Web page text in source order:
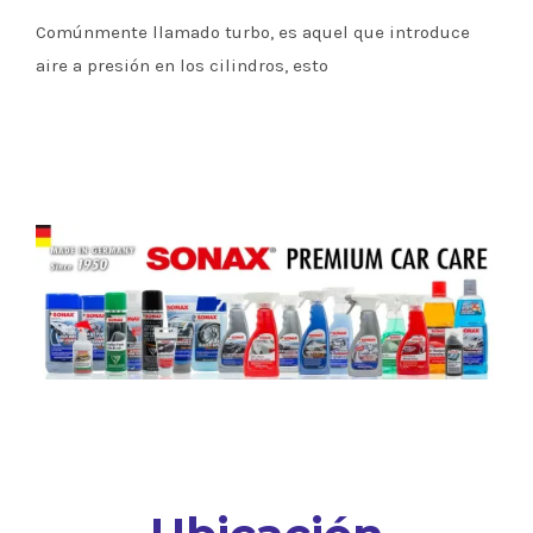
Comúnmente llamado turbo, es aquel que introduce
aire a presión en los cilindros, esto